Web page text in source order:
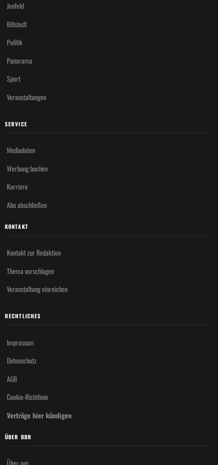
Jenfeld
Billstedt
Politik
Panorama
Sport
Veranstaltungen
SERVICE
Mediadaten
Werbung buchen
Karriere
Abo abschließen
KONTAKT
Kontakt zur Redaktion
Thema vorschlagen
Veranstaltung einreichen
RECHTLICHES
Impressum
Datenschutz
AGB
Cookie-Richtlinie
Verträge hier kündigen
ÜBER BBR